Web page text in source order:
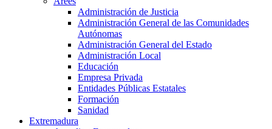
Administración de Justicia
Administración General de las Comunidades
Autónomas
Administración General del Estado
Administración Local
Educación
Empresa Privada
Entidades Públicas Estatales
Formación
Sanidad
Extremadura